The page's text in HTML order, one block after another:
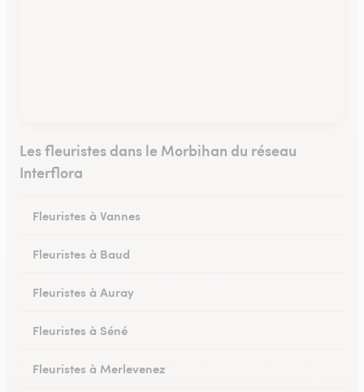
Les fleuristes dans le Morbihan du réseau
Interflora
Fleuristes à Vannes
Fleuristes à Baud
Fleuristes à Auray
Fleuristes à Séné
Fleuristes à Merlevenez